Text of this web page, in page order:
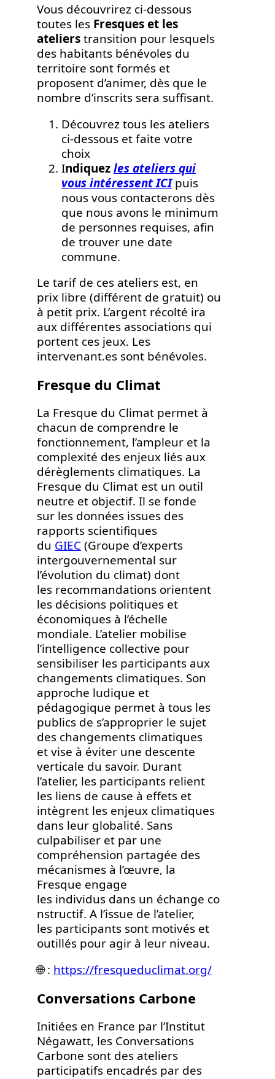
Vous découvrirez ci-dessous
toutes les Fresques et les
atelierstransition pour lesquels
des habitants bénévoles du
territoire sont formés et
proposent d’animer, dès que le
nombre d’inscrits sera suffisant.
Découvrez tous les ateliers
ci-dessous et faite votre
choix
Indiquezles ateliers qui
vous intéressent ICIpuis
nous vous contacterons dès
que nous avons le minimum
de personnes requises, afin
de trouver une date
commune.
Le tarif de ces ateliers est, en
prix libre (différent de gratuit) ou
à petit prix. L’argent récolté ira
aux différentes associations qui
portent ces jeux. Les
intervenant.es sont bénévoles.
Fresque du Climat
La Fresque du Climat permet à
chacun de comprendre le
fonctionnement, l’ampleur et la
complexité des enjeux liés aux
dérèglements climatiques. La
Fresque du Climat est un outil
neutre et objectif. Il se fonde
sur les données issues des
rapports scientifiques
du GIEC(Groupe d’experts
intergouvernemental sur
l’évolution du climat) dont
les recommandations orientent
les décisions politiques et
économiques à l’échelle
mondiale. L’atelier mobilise
l’intelligence collective pour
sensibiliser les participants aux
changements climatiques. Son
approche ludique et
pédagogique permet à tous les
publics de s’approprier le sujet
des changements climatiques
et vise à éviter une descente
verticale du savoir. Durant
l’atelier, les participants relient
les liens de cause à effets et
intègrent les enjeux climatiques
dans leur globalité. Sans
culpabiliser et par une
compréhension partagée des
mécanismes à l’œuvre, la
Fresque engage
les individus dans un échange co
nstructif. A l’issue de l’atelier,
les participants sont motivés et
outillés pour agir à leur niveau.
🌐 : https://fresqueduclimat.org/
Conversations Carbone
Initiées en France par l’Institut
Négawatt, les Conversations
Carbone sont des ateliers
participatifs encadrés par des